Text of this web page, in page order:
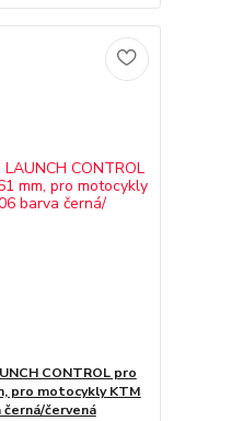
CONTROL pro
pro motocykly KTM
černá/červená